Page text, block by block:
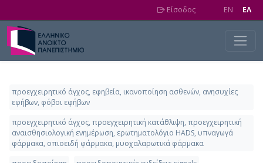
Είσοδος EN EΛ
προεγχειρητικό άγχος, εφηβεία, ικανοποίηση ασθενών, ανησυχίες
εφήβων, φόβοι εφήβων
προεγχειρητικό άγχος, προεγχειρητική κατάθλιψη, προεγχειρητική
αναισθησιολογική ενημέρωση, ερωτηματολόγιο HADS, υπναγωγά
φάρμακα, οπιοειδή φάρμακα, μυοχαλαρωτικά φάρμακα